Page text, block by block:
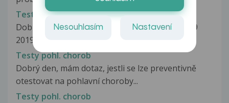
Testy otcovství
Dobrý den, už delší dobu mě trápí jedna věc...7.9
2019 sem měl nechráněny styk...
Testy pohl. chorob
Dobrý den, mám dotaz, jestli se lze preventivně
otestovat na pohlavní choroby...
Testy pohl. chorob
Nesouhlasím Nastavení